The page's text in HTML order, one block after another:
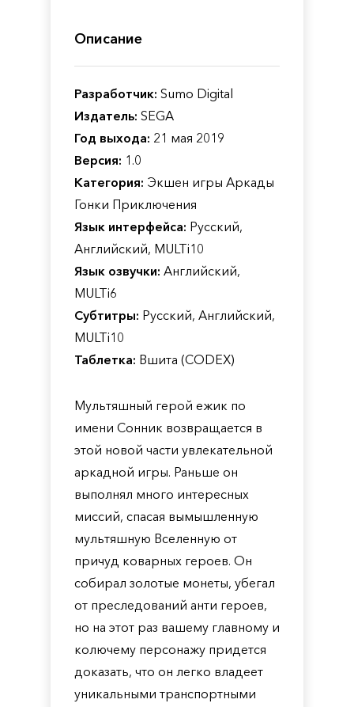
Описание
Разработчик: Sumo Digital
Издатель: SEGA
Год выхода: 21 мая 2019
Версия: 1.0
Категория: Экшен игры Аркады
Гонки Приключения
Язык интерфейса: Русский,
Английский, MULTi10
Язык озвучки: Английский,
MULTi6
Субтитры: Русский, Английский,
MULTi10
Таблетка: Вшита (CODEX)
Мультяшный герой ежик по
имени Сонник возвращается в
этой новой части увлекательной
аркадной игры. Раньше он
выполнял много интересных
миссий, спасая вымышленную
мультяшную Вселенную от
причуд коварных героев. Он
собирал золотые монеты, убегал
от преследований анти героев,
но на этот раз вашему главному и
колючему персонажу придется
доказать, что он легко владеет
уникальными транспортными